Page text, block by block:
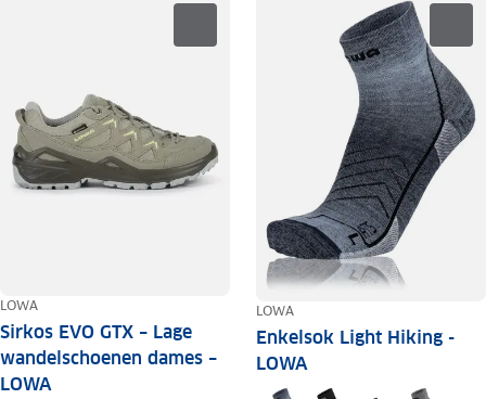
LOWA
Sirkos EVO GTX – Lage
wandelschoenen dames –
LOWA
LOWA
Enkelsok Light Hiking -
LOWA